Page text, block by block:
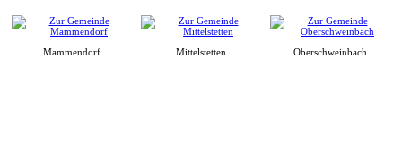
Mammendorf Mittelstetten Oberschweinbach